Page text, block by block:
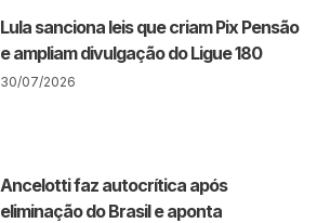
Lula sanciona leis que criam Pix Pensão
e ampliam divulgação do Ligue 180
30/07/2026
Ancelotti faz autocrítica após
eliminação do Brasil e aponta